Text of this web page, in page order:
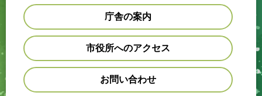
庁舎の案内
市役所へのアクセス
お問い合わせ